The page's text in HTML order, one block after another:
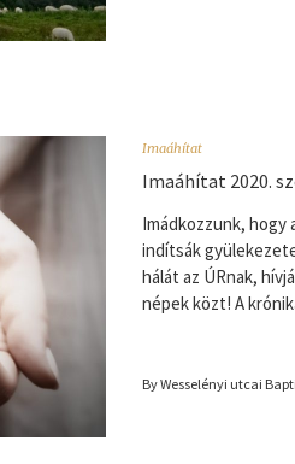
Imaáhítat
Imaáhítat 2020.
Imádkozzunk, hogy
indítsák
hálát az ÚRnak,
népek közt! A
By Wesselényi utcai